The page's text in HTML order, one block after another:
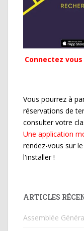
Connectez
Vous pourrez à
réservations de
consulter votre
Une application
rendez-vous sur
l'installer !
ARTICLES
Assemblée